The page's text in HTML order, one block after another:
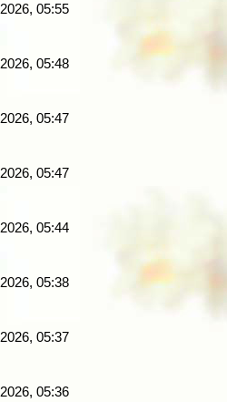
05:55
05:48
05:47
05:47
05:44
05:38
05:37
05:36